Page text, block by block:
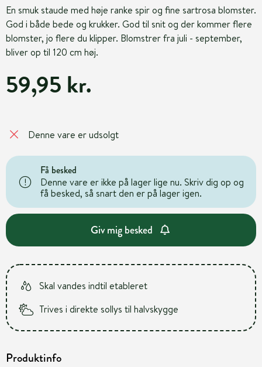
En smuk staude med høje ranke spir og fine sartrosa blomster.
God i både bede og krukker. God til snit og der kommer flere
blomster, jo flere du klipper. Blomstrer fra juli - september,
bliver op til 120 cm høj.
59,95 kr.
Denne vare er udsolgt
Få besked
Denne vare er ikke på lager lige nu. Skriv dig op og
få besked, så snart den er på lager igen.
Giv mig besked
Skal vandes indtil etableret
Trives i direkte sollys til halvskygge
Produktinfo